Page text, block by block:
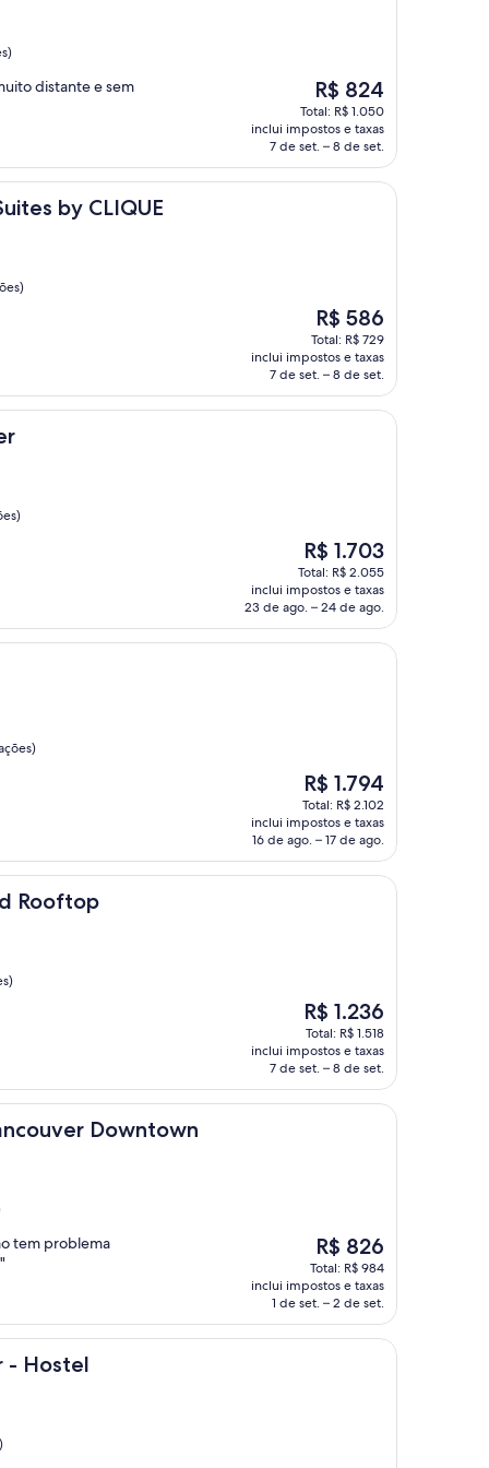
distante e sem
O
preço
é
de
R$ 824
R$ 824
Total: R$ 1.050
inclui impostos e taxas
7 de set. – 8 de set.
by CLIQUE
O
preço
é
de
R$ 586
R$ 586
Total: R$ 729
inclui impostos e taxas
7 de set. – 8 de set.
O
preço
é
de
R$ 1.703
R$ 1.703
Total: R$ 2.055
inclui impostos e taxas
23 de ago. – 24 de ago.
O
preço
é
de
R$ 1.794
R$ 1.794
Total: R$ 2.102
inclui impostos e taxas
16 de ago. – 17 de ago.
Rooftop
O
preço
é
de
R$ 1.236
R$ 1.236
Total: R$ 1.518
inclui impostos e taxas
7 de set. – 8 de set.
Downtown
tem problema
O
preço
é
de
R$ 826
R$ 826
Total: R$ 984
inclui impostos e taxas
1 de set. – 2 de set.
- Hostel